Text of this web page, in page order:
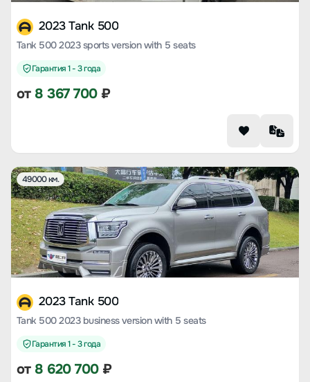
2023 Tank 500
Tank 500 2023 sports version with 5 seats
Гарантия 1 - 3 года
от 8 367 700₽
49000 км.
2023 Tank 500
Tank 500 2023 business version with 5 seats
Гарантия 1 - 3 года
от 8 620 700₽